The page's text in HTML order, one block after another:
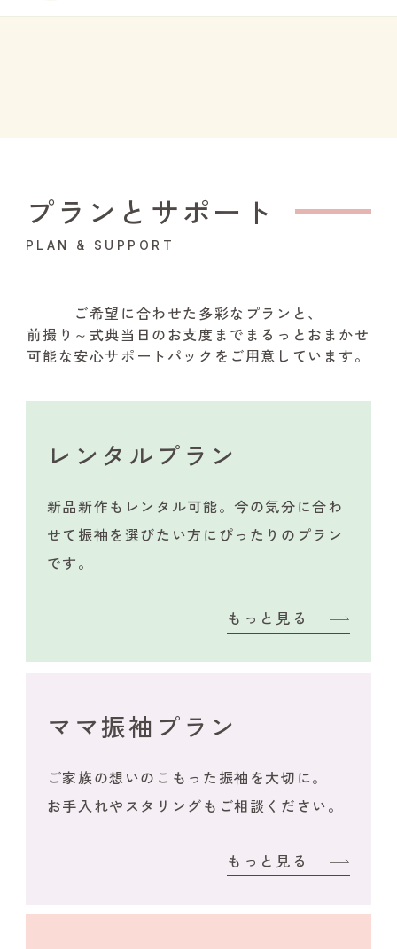
プランとサポート
PLAN & SUPPORT
ご希望に合わせた多彩なプランと、
前撮り～式典当日のお支度までまるっとおまかせ
可能な安心サポートパックをご用意しています。
レンタルプラン
新品新作もレンタル可能。今の気分に合わ
せて振袖を選びたい方にぴったりのプラン
です。
もっと見る
ママ振袖プラン
ご家族の想いのこもった振袖を大切に。
お手入れやスタリングもご相談ください。
もっと見る